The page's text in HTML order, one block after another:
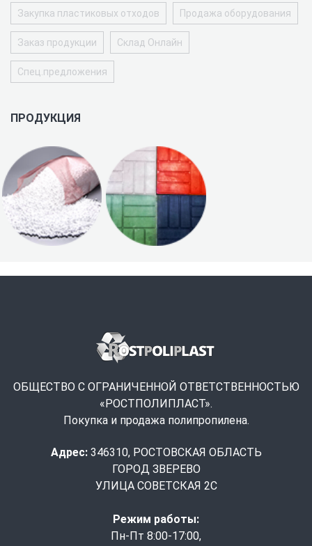
Закупка пластиковых отходов Продажа оборудования
Заказ продукции Склад Онлайн
Спец.предложения
ПРОДУКЦИЯ
ОБЩЕСТВО С ОГРАНИЧЕННОЙ ОТВЕТСТВЕННОСТЬЮ
«РОСТПОЛИПЛАСТ».
Покупка и продажа полипропилена.
Адрес: 346310, РОСТОВСКАЯ ОБЛАСТЬ
ГОРОД ЗВЕРЕВО
УЛИЦА СОВЕТСКАЯ 2С
Режим работы:
Пн-Пт 8:00-17:00,